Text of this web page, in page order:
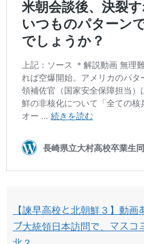
【諫早高校と北朝鮮３】動
プ大統領日本訪問で、マスコ